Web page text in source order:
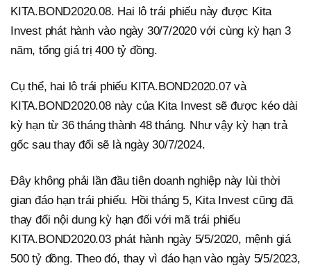
KITA.BOND2020.08. Hai lô trái phiếu này được Kita
Invest phát hành vào ngày 30/7/2020 với cùng kỳ hạn 3
năm, tổng giá trị 400 tỷ đồng.
Cụ thể, hai lô trái phiếu KITA.BOND2020.07 và
KITA.BOND2020.08 này của Kita Invest sẽ được kéo dài
kỳ hạn từ 36 tháng thành 48 tháng. Như vậy kỳ hạn trả
gốc sau thay đổi sẽ là ngày 30/7/2024.
Đây không phải lần đầu tiên doanh nghiệp này lùi thời
gian đáo hạn trái phiếu. Hồi tháng 5, Kita Invest cũng đã
thay đổi nội dung kỳ hạn đối với mã trái phiếu
KITA.BOND2020.03 phát hành ngày 5/5/2020, mệnh giá
500 tỷ đồng. Theo đó, thay vì đáo hạn vào ngày 5/5/2023,